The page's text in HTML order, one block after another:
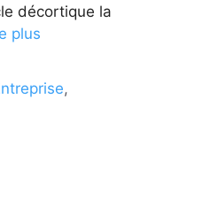
décortique la
plus
,